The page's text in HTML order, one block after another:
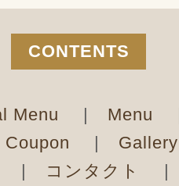
CONTENTS
Menu | Menu
Coupon |
| コンタクト
|